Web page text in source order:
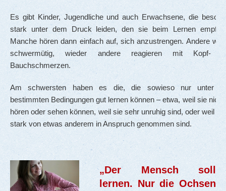
Es gibt Kinder, Jugendliche und auch Erwachsene, die
stark unter dem Druck leiden, den sie beim Lernen
Manche hören dann einfach auf, sich anzustrengen. Andere
schwermütig, wieder andere reagieren mit Kopf-
Bauchschmerzen.
Am schwersten haben es die, die sowieso nur unter
bestimmten Bedingungen gut lernen können – etwa, weil sie nicht
hören oder sehen können, weil sie sehr unruhig sind, oder weil
stark von etwas anderem in Anspruch genommen sind.
„Der Mensch soll
lernen. Nur die Ochsen